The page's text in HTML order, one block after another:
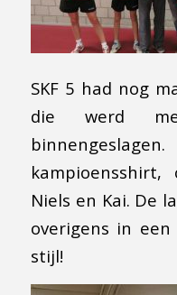
SKF 5 had nog
die werd
Niels en Kai. De
overigens in
stijl!